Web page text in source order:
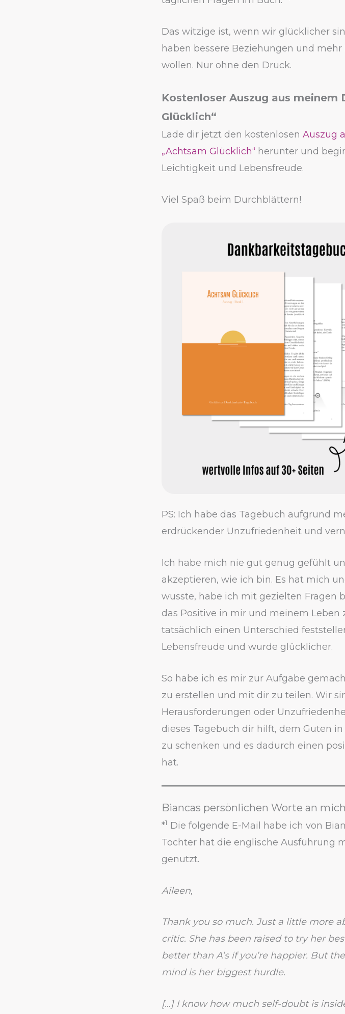
Das witzige ist, wenn wir glücklicher
haben bessere Beziehungen und
wollen. Nur ohne den Druck.
Kostenloser Auszug aus
Glücklich“
Lade dir jetzt den kostenlosen Auszug
„Achtsam Glücklich“ herunter und
Leichtigkeit und Lebensfreude.
Viel Spaß beim Durchblättern!
PS: Ich habe das Tagebuch aufgrund
erdrückender Unzufriedenheit und
Ich habe mich nie gut genug gefühlt
akzeptieren, wie ich bin. Es hat mich
wusste, habe ich mit gezielten Fragen
das Positive in mir und meinem Leben
tatsächlich einen Unterschied
Lebensfreude und wurde glücklicher.
So habe ich es mir zur Aufgabe
zu erstellen und mit dir zu teilen. Wir
Herausforderungen oder
dieses Tagebuch dir hilft, dem Guten
zu schenken und es dadurch einen
hat.
Biancas persönlichen Worte an mich
*1 Die folgende E-Mail habe ich von
Tochter hat die englische Ausführung
genutzt.
Aileen,
Thank you so much. Just a little more
critic. She has been raised to try her
better than A’s if you’re happier. But
mind is her biggest hurdle.
[…] I know how much self-doubt is